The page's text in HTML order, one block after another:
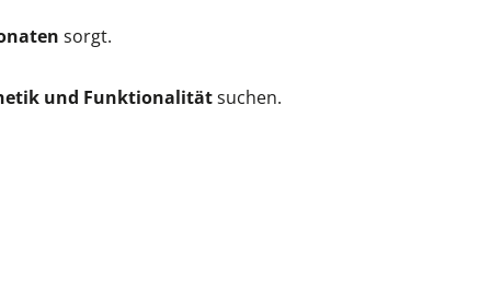
sorgt.
und Funktionalitätsuchen.